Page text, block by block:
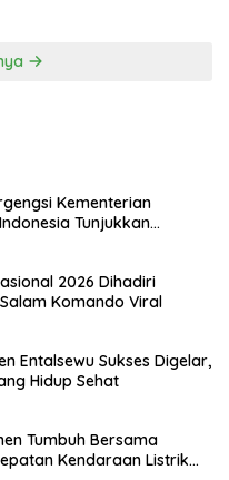
Kementerian
Tunjukkan
2026 Dihadiri
Komando Viral
Entalsewu Sukses Digelar,
Hidup Sehat
Tumbuh Bersama
Kendaraan Listrik